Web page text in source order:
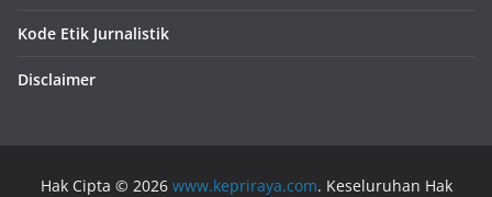
Kode Etik Jurnalistik
Disclaimer
Hak Cipta © 2026 www.kepriraya.com. Keseluruhan Hak